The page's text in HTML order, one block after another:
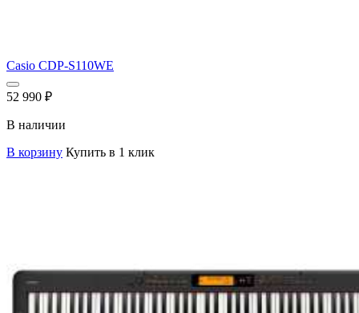
Casio CDP-S110WE
52 990 ₽
В наличии
В корзину Купить в 1 клик